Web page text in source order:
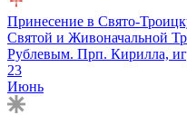
Принесение в Свято-
Святой и Живоначальной
Рублевым. Прп. Кирилла,
23
Июнь